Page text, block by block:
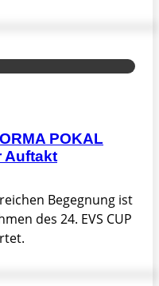
POKAL
Auftakt
Begegnung ist
des 24. EVS CUP